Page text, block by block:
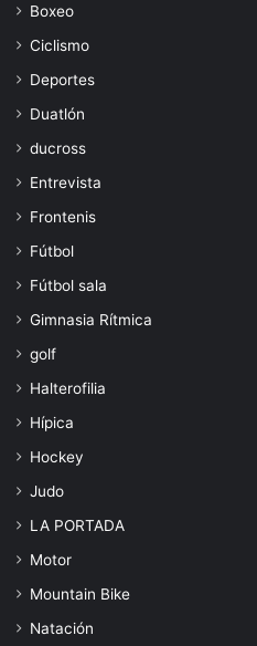
Boxeo
Ciclismo
Deportes
Duatlón
ducross
Entrevista
Frontenis
Fútbol
Fútbol sala
Gimnasia Rítmica
golf
Halterofilia
Hípica
Hockey
Judo
LA PORTADA
Motor
Mountain Bike
Natación